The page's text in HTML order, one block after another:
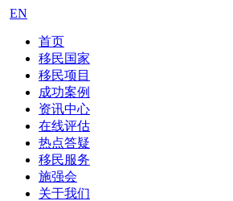
EN
首页
移民国家
移民项目
成功案例
资讯中心
在线评估
热点答疑
移民服务
施强会
关于我们